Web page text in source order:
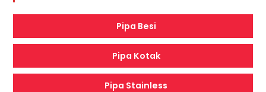
Pipa Besi
Pipa Kotak
Pipa Stainless